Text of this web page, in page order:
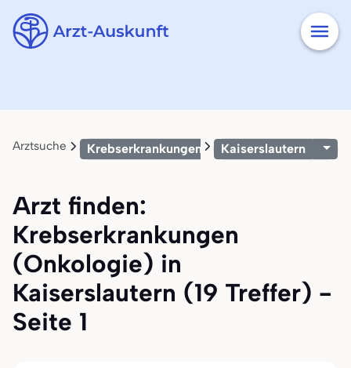
Arztsuche Krebserkrankungen (Onkologie)
Kaiserslautern
Arzt finden:
Krebserkrankungen
(Onkologie) in
Kaiserslautern (19 Treffer) -
Seite 1